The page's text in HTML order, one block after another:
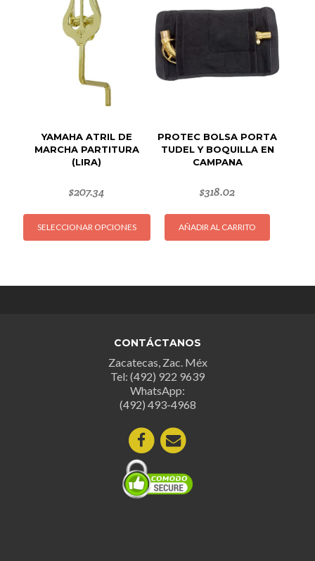
opciones
se
pueden
elegir
en
de
producto
YAMAHA ATRIL DE
MARCHA PARTITURA
(LIRA)
$207.34
SELECCIONAR OPCIONES
Este
producto
pueden
elegir
en
la
de
producto
PROTEC BOLSA PORTA
TUDEL Y BOQUILLA EN
CAMPANA
$318.02
AÑADIR AL CARRITO
CONTÁCTANOS
Zacatecas, Zac. Méx
Tel: (492) 922 9639
WhatsApp:
(492) 493-4968